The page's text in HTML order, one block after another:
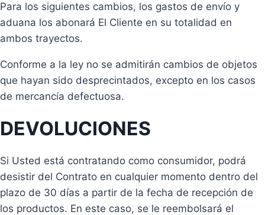
Para los siguientes cambios, los gastos de envío y
aduana los abonará El Cliente en su totalidad en
ambos trayectos.
Conforme a la ley no se admitirán cambios de objetos
que hayan sido desprecintados, excepto en los casos
de mercancía defectuosa.
DEVOLUCIONES
Si Usted está contratando como consumidor, podrá
desistir del Contrato en cualquier momento dentro del
plazo de 30 días a partir de la fecha de recepción de
los productos. En este caso, se le reembolsará el